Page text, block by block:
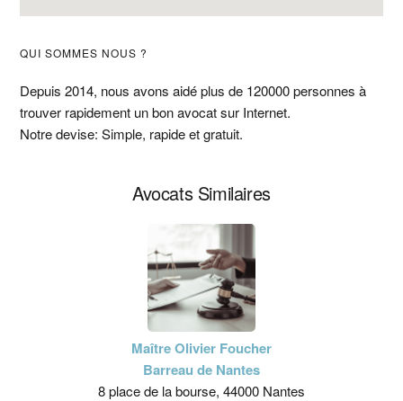
Barre
latérale
principale
QUI SOMMES NOUS ?
Depuis 2014, nous avons aidé plus de 120000 personnes à
trouver rapidement un bon avocat sur Internet.
Notre devise: Simple, rapide et gratuit.
Avocats Similaires
Maître Olivier Foucher
Barreau de Nantes
8 place de la bourse, 44000 Nantes